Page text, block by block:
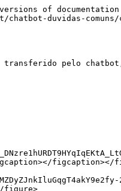
of documentation
duvidas-
pelo
2a-
figure>